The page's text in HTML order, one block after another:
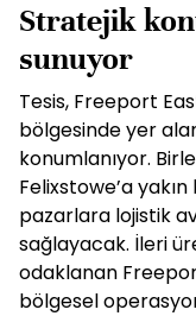
Stratejik
sunuyor
Tesis, Freeport
bölgesinde yer
konumlanıyor.
Felixstowe’a
pazarlara lojistik
sağlayacak. İleri
odaklanan
bölgesel